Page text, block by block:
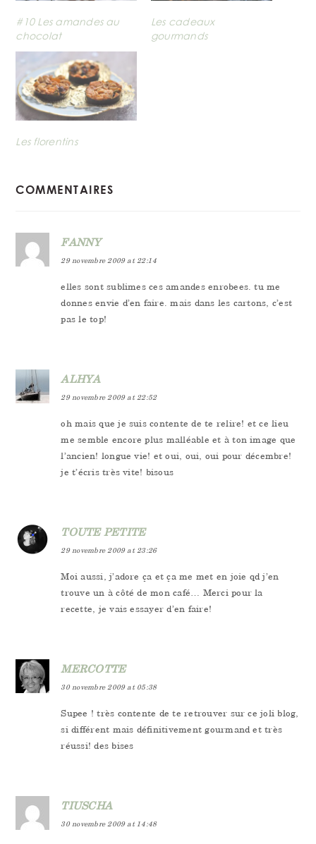
#10 Les amandes au
chocolat
Les cadeaux
gourmands
Les florentins
COMMENTAIRES
FANNY
29 novembre 2009 at 22:14
elles sont sublimes ces amandes enrobees. tu me
donnes envie d’en faire. mais dans les cartons, c’est
pas le top!
ALHYA
29 novembre 2009 at 22:52
oh mais que je suis contente de te relire! et ce lieu
me semble encore plus malléable et à ton image que
l’ancien! longue vie! et oui, oui, oui pour décembre!
je t’écris très vite! bisous
TOUTE PETITE
29 novembre 2009 at 23:26
Moi aussi, j’adore ça et ça me met en joie qd j’en
trouve un à côté de mon café… Merci pour la
recette, je vais essayer d’en faire!
MERCOTTE
30 novembre 2009 at 05:38
Supee ! très contente de te retrouver sur ce joli blog,
si différent mais définitivement gourmand et très
réussi! des bises
TIUSCHA
30 novembre 2009 at 14:48